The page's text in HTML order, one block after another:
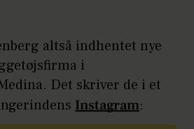
altså indhentet nye
i
Det skriver de i et
Instagram: